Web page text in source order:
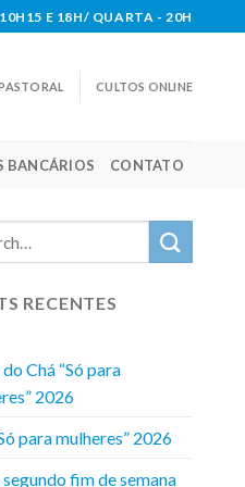
E 18H/ QUARTA - 20H
CULTOS ONLINE
BANCÁRIOS CONTATO
RECENTES
Chá “Só para
2026
para mulheres” 2026
fim de semana